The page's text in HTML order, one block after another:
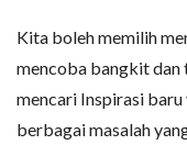
Kita boleh memilih
mencoba bangkit dan
mencari Inspirasi
berbagai masalah